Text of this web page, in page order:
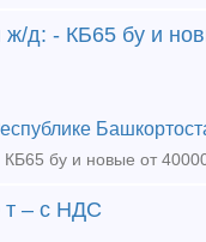
ж/д: - КБ65 бу и
т – с НДС